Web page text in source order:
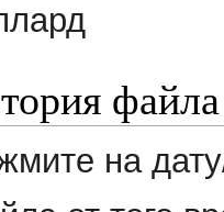
файла
на